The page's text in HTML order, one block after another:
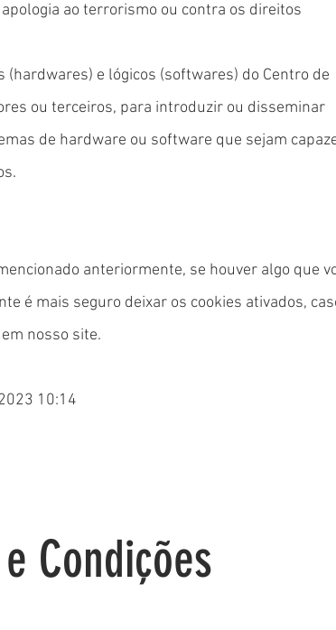
ao terrorismo ou contra os direitos
e lógicos (softwares) do Centro de
ou terceiros, para introduzir ou disseminar
de hardware ou software que sejam
anteriormente, se houver algo que
é mais seguro deixar os cookies ativados,
nosso site.
10:14
Condições